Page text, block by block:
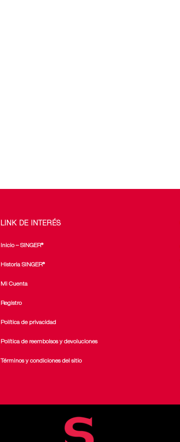
LINK DE INTERÉS
Inicio – SINGER®
Historia SINGER®
Mi Cuenta
Registro
Política de privacidad
Política de reembolsos y devoluciones
Términos y condiciones del sitio